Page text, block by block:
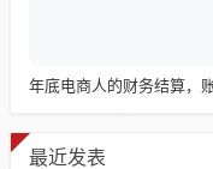
最近发表